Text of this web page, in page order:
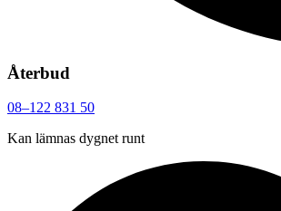
Återbud
08–122 831 50
Kan lämnas dygnet runt